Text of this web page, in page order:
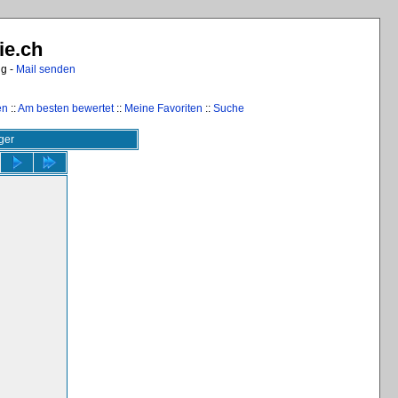
- Mail senden
::Am besten bewertet:: Meine Favoriten :: Suche